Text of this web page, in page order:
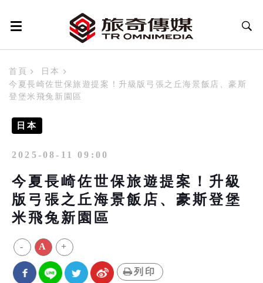
首頁
日本
今夏長崎佐世保旅遊提案！升級版弓張之丘海景飯店、豪斯
登堡米飛兔新園區
日本
2025-08-11 09:00
今夏長崎佐世保旅遊提案！升級
版弓張之丘海景飯店、豪斯登堡
米飛兔新園區
- A +
列印